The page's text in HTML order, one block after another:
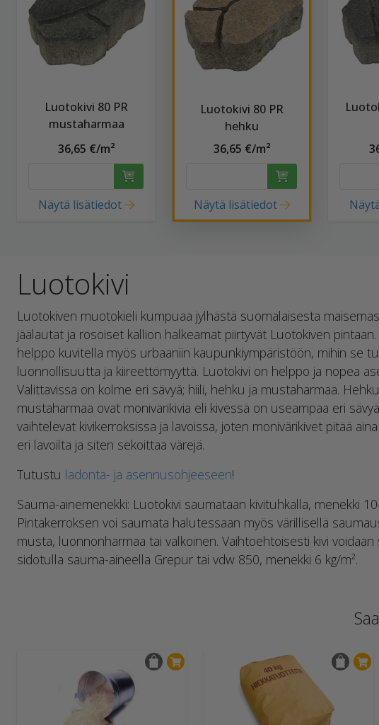
Luotokivi 80 PR
mustaharmaa
36,65 €/m²
Näytä lisätiedot
Luotokivi 80 PR
hehku
36,65 €/m²
Näytä lisätiedot
Luotokivi
Luotokiven muotokieli kumpuaa jylhästä suomalaisesta
jäälautat ja rosoiset kallion halkeamat piirtyvät Luotokiven
helppo kuvitella myös urbaaniin kaupunkiympäristöön, mihin se
luonnollisuutta ja kiireettömyyttä. Luotokivi on helppo ja nopea
Valittavissa on kolme eri sävyä; hiili, hehku ja mustaharmaa.
mustaharmaa ovat monivärikiviä eli kivessä on useampaa eri
vaihtelevat kivikerroksissa ja lavoissa, joten monivärikivet pitää
eri lavoilta ja siten sekoittaa värejä.
Tutustu ladonta- ja asennusohjeeseen!
Sauma-ainemenekki: Luotokivi saumataan kivituhkalla, menekki
Pintakerroksen voi saumata halutessaan myös värillisellä
musta, luonnonharmaa tai valkoinen. Vaihtoehtoisesti kivi voidaan
sidotulla sauma-aineella Grepur tai vdw 850, menekki 6 kg/m².